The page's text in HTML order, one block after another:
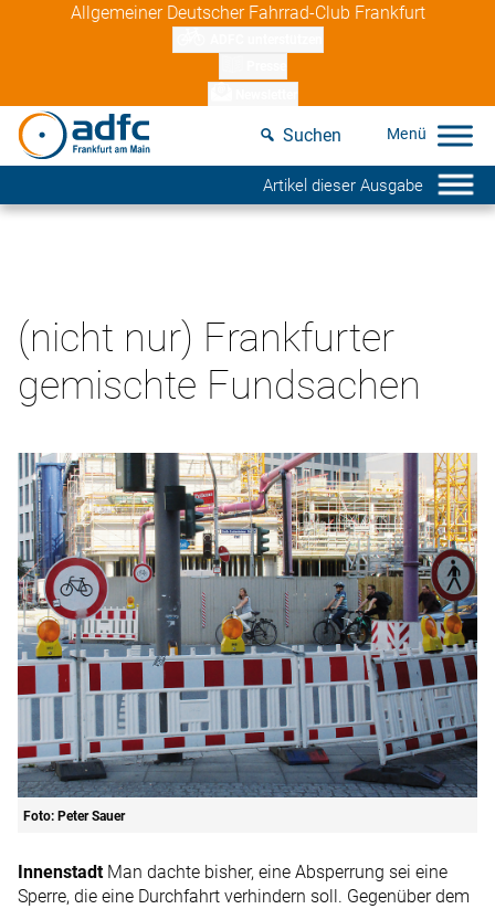
Allgemeiner Deutscher Fahrrad-Club Frankfurt
Suchen
Artikel dieser Ausgabe
(nicht nur) Frankfurter
gemischte Fundsachen
Foto: Peter Sauer
Innenstadt Man dachte bisher, eine Absperrung sei eine
Sperre, die eine Durchfahrt verhindern soll. Gegenüber dem